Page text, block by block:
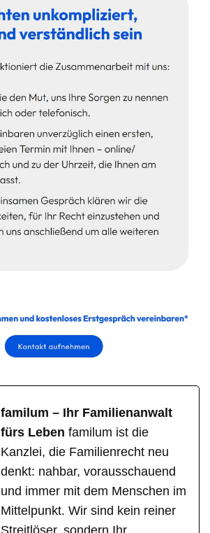
familum – Ihr Familienanwalt
fürs Leben familum ist die
Kanzlei, die Familienrecht neu
denkt: nahbar, vorausschauend
und immer mit dem Menschen im
Mittelpunkt. Wir sind kein reiner